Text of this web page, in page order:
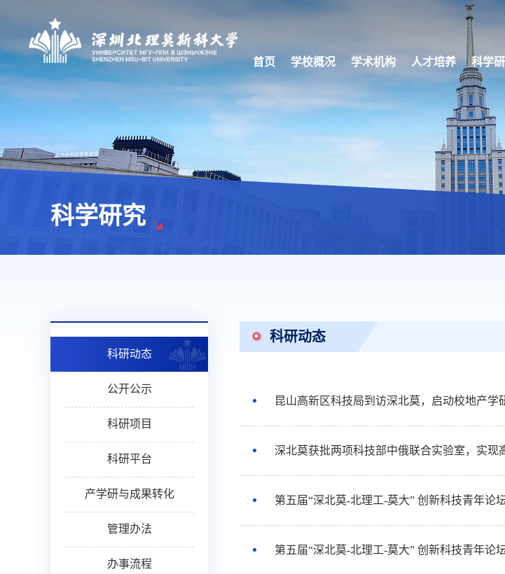
首页 学校概况 学术机构 人才培养 科学
科学研究
科研动态
公开公示
科研项目
科研平台
产学研与成果转化
管理办法
办事流程
科研动态
昆山高新区科技局到访深北莫，启动校地产学
深北莫获批两项科技部中俄联合实验室，实现
第五届“深北莫-北理工-莫大” 创新科技青年论
第五届“深北莫-北理工-莫大” 创新科技青年